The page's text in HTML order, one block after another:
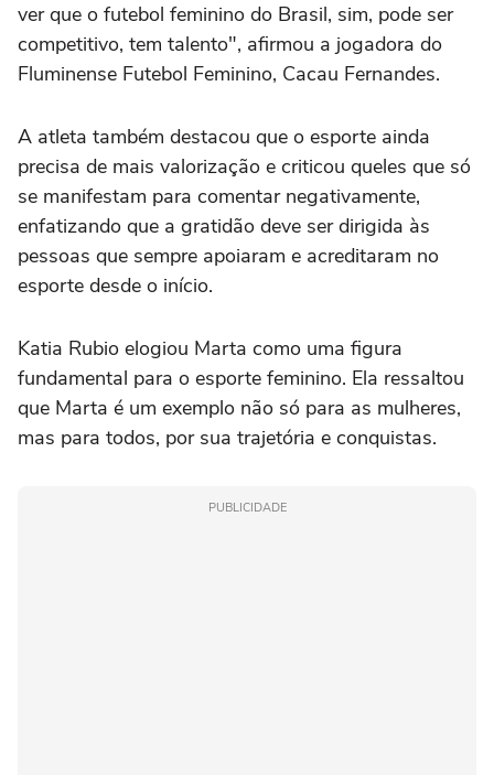
ver que o futebol feminino do Brasil, sim, pode ser
competitivo, tem talento", afirmou a jogadora do
Fluminense Futebol Feminino, Cacau Fernandes.
A atleta também destacou que o esporte ainda
precisa de mais valorização e criticou queles que só
se manifestam para comentar negativamente,
enfatizando que a gratidão deve ser dirigida às
pessoas que sempre apoiaram e acreditaram no
esporte desde o início.
Katia Rubio elogiou Marta como uma figura
fundamental para o esporte feminino. Ela ressaltou
que Marta é um exemplo não só para as mulheres,
mas para todos, por sua trajetória e conquistas.
PUBLICIDADE